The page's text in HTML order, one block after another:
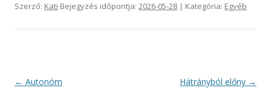
Szerző: Kati Bejegyzés időpontja: 2026-05-28 | Kategória: Egyéb
Bejegyzés
← Autonóm Hátrányból előny →